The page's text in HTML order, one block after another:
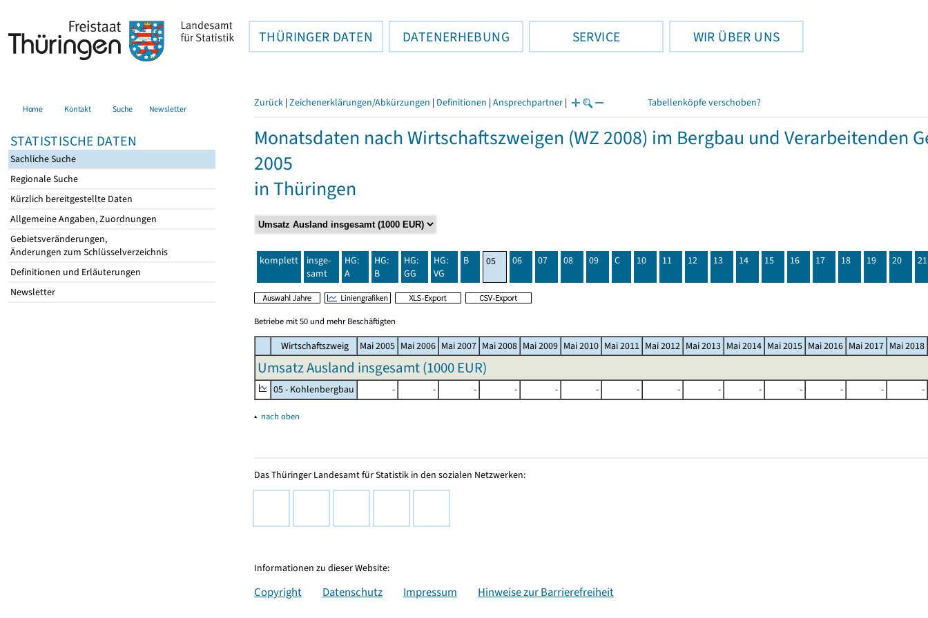
THÜRINGER DATEN DATENERHEBUNG SERVICE WIR ÜBER UNS
Home Kontakt Suche Newsletter
STATISTISCHE DATEN
Sachliche Suche
Regionale Suche
Kürzlich bereitgestellte Daten
Allgemeine Angaben, Zuordnungen
Gebietsveränderungen,
Änderungen zum Schlüsselverzeichnis
Definitionen und Erläuterungen
Newsletter
Zurück | Zeichenerklärungen/Abkürzungen | Definitionen | Ansprechpartner | Tabellenköpfe verschoben?
Monatsdaten nach Wirtschaftszweigen (WZ 2008) im Bergbau und Verarbeitenden
2005
in Thüringen
komplett
insge-
samt
HG:
A
HG:
B
HG:
GG
HG:
VG
B 05 06 07 08 09 C 10 11 12 13 14 15 16 17 18 19 20 21
Betriebe mit 50 und mehr Beschäftigten
Wirtschaftszweig Mai 2005 Mai 2006 Mai 2007 Mai 2008 Mai 2009 Mai 2010 Mai 2011 Mai 2012 Mai 2013 Mai 2014 Mai 2015 Mai 2016 Mai 2017 Mai 2018
Umsatz Ausland insgesamt (1000 EUR)
05 - Kohlenbergbau - - - - - - - - - - - - - -
▴ nach oben
Das Thüringer Landesamt für Statistik in den sozialen Netzwerken:
Informationen zu dieser Website:
Copyright Datenschutz Impressum Hinweise zur Barrierefreiheit